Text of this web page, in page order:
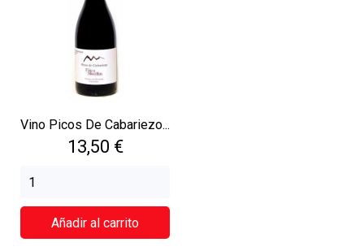
Vino Picos De Cabariezo...
Precio
13,50 €
Añadir al carrito